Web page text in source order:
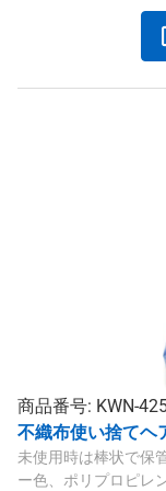
商品番号: KWN-
不織布使い捨て
未使用時は棒状で保
ー色、ポリプロピレ